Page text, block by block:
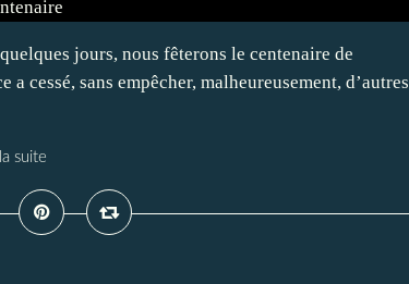
jours, nous fêterons le centenaire de
cessé, sans empêcher, malheureusement, d’autres
suite